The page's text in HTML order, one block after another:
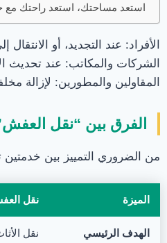
استعد مساحتك، استعد راحتك
الأفراد: عند التجديد، أو
الشركات والمكاتب: عند تحديث
المقاولين والمطورين: لإزالة
الفرق بين “نقل
من الضروري التمييز بين خدمتين
الميزة نقل
الهدف الرئيسي نقل